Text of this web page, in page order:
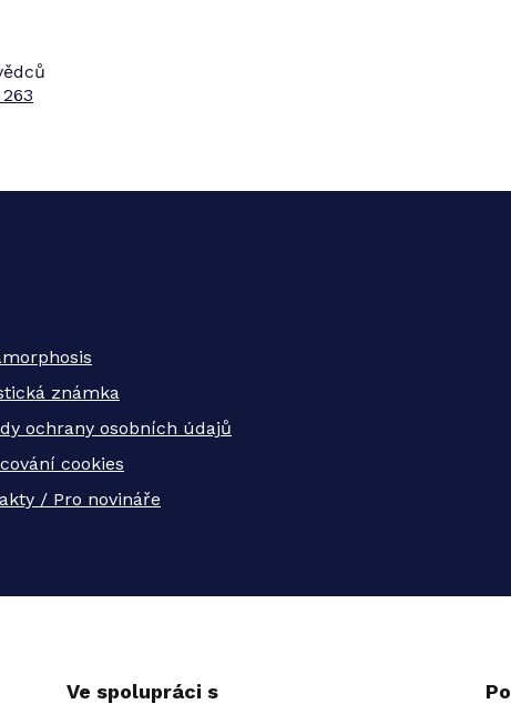
známka
ochrany osobních údajů
cookies
/ Pro novináře
Ve spolupráci s